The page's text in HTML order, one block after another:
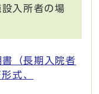
入所者の場
（長期入院者
式、